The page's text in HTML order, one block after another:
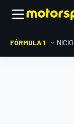
FÓRMULA 1 INICIO